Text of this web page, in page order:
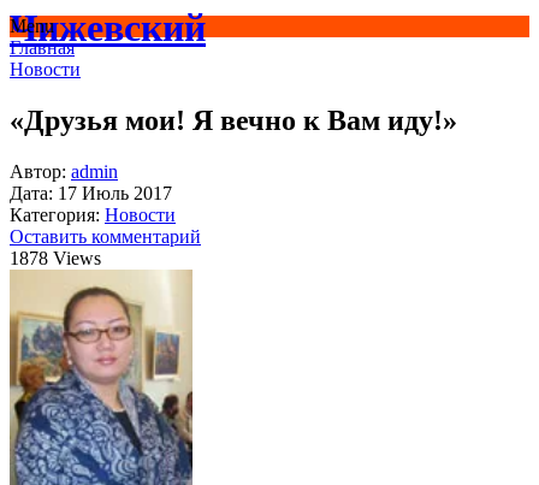
Чижевский
Menu
Главная
Новости
«Друзья мои! Я вечно к Вам иду!»
Автор: admin
Дата: 17 Июль 2017
Категория: Новости
Оставить комментарий
1878 Views